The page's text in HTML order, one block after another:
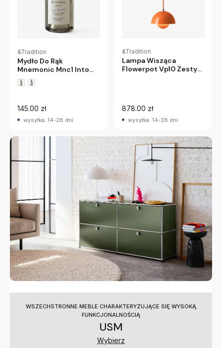
&Tradition
Mydło Do Rąk
Mnemonic Mnc1 Into
The Moor Andtradition
145.00 zł
wysyłka: 14-28 dni
&Tradition
Lampa Wisząca
Flowerpot Vp10 Zesty
878.00 zł
wysyłka: 14-28 dni
WSZECHSTRONNE MEBLE CHARAKTERYZUJĄCE SIĘ WYSOKĄ
FUNKCJONALNOŚCIĄ
USM
Wybierz